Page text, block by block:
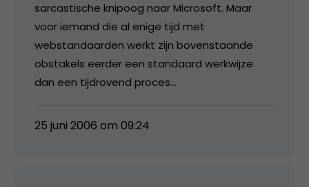
sarcastische knipoog naar Microsoft. Maar
voor iemand die al enige tijd met
webstandaarden werkt zijn bovenstaande
obstakels eerder een standaard werkwijze
dan een tijdrovend proces…
25 juni 2006 om 09:24